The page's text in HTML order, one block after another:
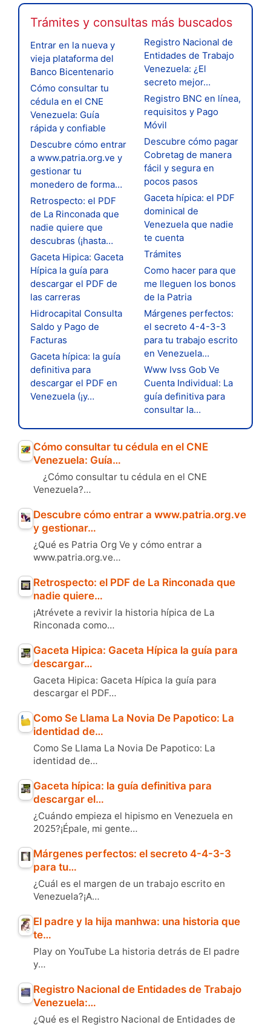
Trámites y consultas más buscados
Entrar en la nueva y
vieja plataforma del
Banco Bicentenario
Cómo consultar tu
cédula en el CNE
Venezuela: Guía
rápida y confiable
Descubre cómo entrar
a www.patria.org.ve y
gestionar tu
monedero de forma…
Retrospecto: el PDF
de La Rinconada que
nadie quiere que
descubras (¡hasta…
Gaceta Hipica: Gaceta
Hípica la guía para
descargar el PDF de
las carreras
Hidrocapital Consulta
Saldo y Pago de
Facturas
Gaceta hípica: la guía
definitiva para
descargar el PDF en
Venezuela (¡y…
Registro Nacional de
Entidades de Trabajo
Venezuela: ¿El
secreto mejor…
Registro BNC en línea,
requisitos y Pago
Móvil
Descubre cómo pagar
Cobretag de manera
fácil y segura en
pocos pasos
Gaceta hípica: el PDF
dominical de
Venezuela que nadie
te cuenta
Trámites
Como hacer para que
me lleguen los bonos
de la Patria
Márgenes perfectos:
el secreto 4-4-3-3
para tu trabajo escrito
en Venezuela…
Www Ivss Gob Ve
Cuenta Individual: La
guía definitiva para
consultar la…
Cómo consultar tu cédula en el CNE
Venezuela: Guía…
¿Cómo consultar tu cédula en el CNE
Venezuela?…
Descubre cómo entrar a www.patria.org.ve
y gestionar…
¿Qué es Patria Org Ve y cómo entrar a
www.patria.org.ve…
Retrospecto: el PDF de La Rinconada que
nadie quiere…
¡Atrévete a revivir la historia hípica de La
Rinconada como…
Gaceta Hipica: Gaceta Hípica la guía para
descargar…
Gaceta Hipica: Gaceta Hípica la guía para
descargar el PDF…
Como Se Llama La Novia De Papotico: La
identidad de…
Como Se Llama La Novia De Papotico: La
identidad de…
Gaceta hípica: la guía definitiva para
descargar el…
¿Cuándo empieza el hipismo en Venezuela en
2025?¡Épale, mi gente…
Márgenes perfectos: el secreto 4-4-3-3
para tu…
¿Cuál es el margen de un trabajo escrito en
Venezuela?¡A…
El padre y la hija manhwa: una historia que
te…
Play on YouTube La historia detrás de El padre
y…
Registro Nacional de Entidades de Trabajo
Venezuela:…
¿Qué es el Registro Nacional de Entidades de